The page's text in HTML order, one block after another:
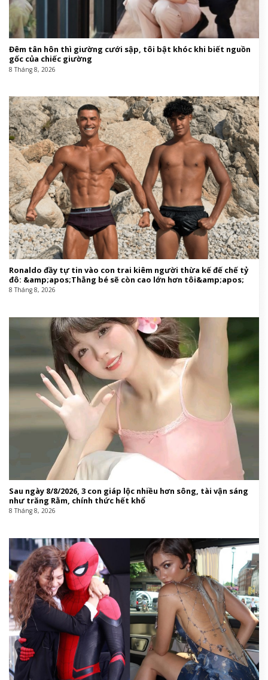
Đêm tân hôn thì giường cưới sập, tôi bật khóc khi biết nguồn
gốc của chiếc giường
8 Tháng 8, 2026
Ronaldo đầy tự tin vào con trai kiêm người thừa kế đế chế tỷ
đô: &amp;apos;Thằng bé sẽ còn cao lớn hơn tôi&amp;apos;
8 Tháng 8, 2026
Sau ngày 8/8/2026, 3 con giáp lộc nhiều hơn sông, tài vận sáng
như trăng Rằm, chính thức hết khổ
8 Tháng 8, 2026